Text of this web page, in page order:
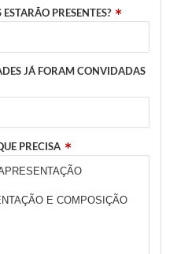
PRESENTES?
JÁ FORAM CONVIDADAS
PRECISA
E COMPOSIÇÃO